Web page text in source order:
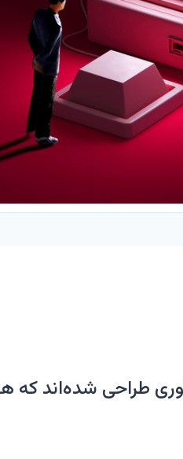
طراحی شده‌اند که